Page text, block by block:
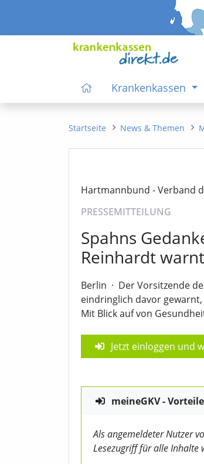
Krankenkassen
Startseite News & Themen
Hartmannbund - Verband
PRESSEMITTEILUNG
Spahns
Reinhardt
Berlin · Der Vorsitzende
eindringlich davor
Mit Blick auf von
Jetzt einloggen und
meineGKV -
Als angemeldeter Nutzer
Lesezugriff für alle Inhalte